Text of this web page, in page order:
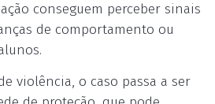
conseguem perceber sinais
de comportamento ou
violência, o caso passa a ser